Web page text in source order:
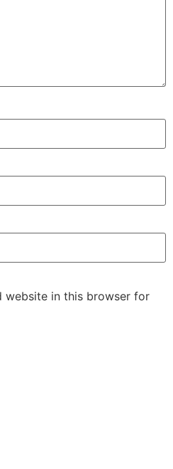
website in this browser for